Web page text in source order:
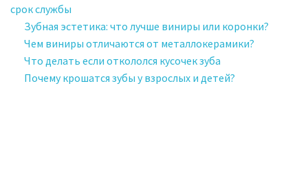
срок службы
Зубная эстетика: что лучше виниры или коронки?
Чем виниры отличаются от металлокерамики?
Что делать если откололся кусочек зуба
Почему крошатся зубы у взрослых и детей?